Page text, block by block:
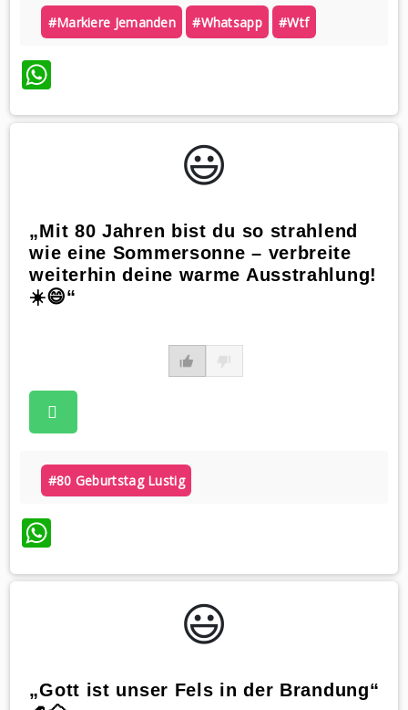
#markiere Jemanden #whatsapp #wtf
WhatsApp
😃️
„Mit 80 Jahren bist du so strahlend
wie eine Sommersonne – verbreite
weiterhin deine warme Ausstrahlung!
☀️😄“
#80 Geburtstag Lustig
WhatsApp
😃️
„Gott ist unser Fels in der Brandung“